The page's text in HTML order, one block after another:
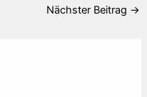
Nächster Beitrag →